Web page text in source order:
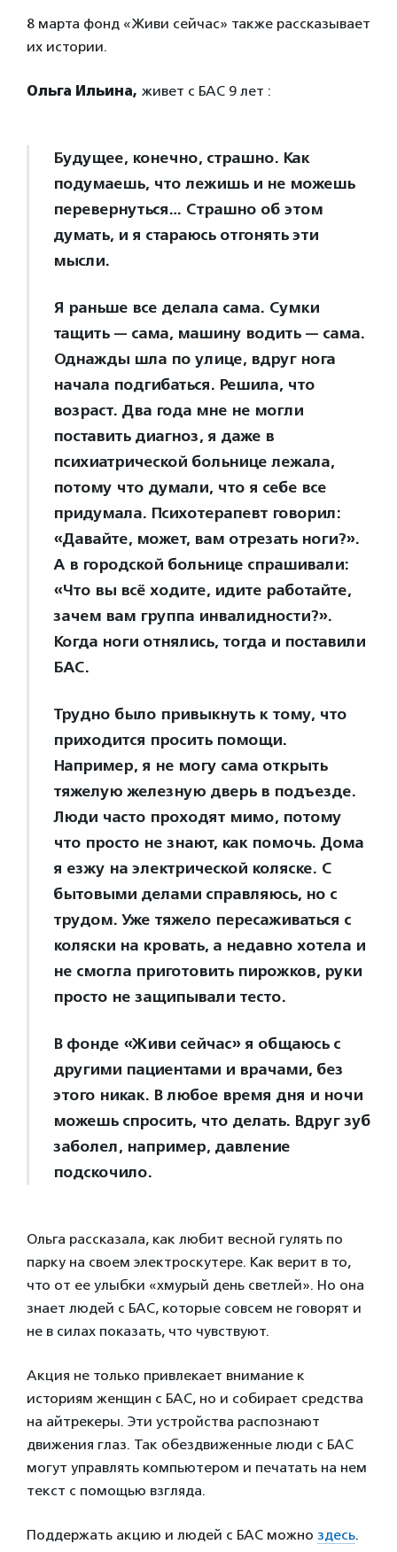
8 марта фонд «Живи сейчас» также рассказывает
их истории.
Ольга Ильина, живет с БАС 9 лет :
Будущее, конечно, страшно. Как
подумаешь, что лежишь и не можешь
перевернуться… Страшно об этом
думать, и я стараюсь отгонять эти
мысли.
Я раньше все делала сама. Сумки
тащить — сама, машину водить — сама.
Однажды шла по улице, вдруг нога
начала подгибаться. Решила, что
возраст. Два года мне не могли
поставить диагноз, я даже в
психиатрической больнице лежала,
потому что думали, что я себе все
придумала. Психотерапевт говорил:
«Давайте, может, вам отрезать ноги?».
А в городской больнице спрашивали:
«Что вы всё ходите, идите работайте,
зачем вам группа инвалидности?».
Когда ноги отнялись, тогда и поставили
БАС.
Трудно было привыкнуть к тому, что
приходится просить помощи.
Например, я не могу сама открыть
тяжелую железную дверь в подъезде.
Люди часто проходят мимо, потому
что просто не знают, как помочь. Дома
я езжу на электрической коляске. С
бытовыми делами справляюсь, но с
трудом. Уже тяжело пересаживаться с
коляски на кровать, а недавно хотела и
не смогла приготовить пирожков, руки
просто не защипывали тесто.
В фонде «Живи сейчас» я общаюсь с
другими пациентами и врачами, без
этого никак. В любое время дня и ночи
можешь спросить, что делать. Вдруг зуб
заболел, например, давление
подскочило.
Ольга рассказала, как любит весной гулять по
парку на своем электроскутере. Как верит в то,
что от ее улыбки «хмурый день светлей». Но она
знает людей с БАС, которые совсем не говорят и
не в силах показать, что чувствуют.
Акция не только привлекает внимание к
историям женщин с БАС, но и собирает средства
на айтрекеры. Эти устройства распознают
движения глаз. Так обездвиженные люди с БАС
могут управлять компьютером и печатать на нем
текст с помощью взгляда.
Поддержать акцию и людей с БАС можно здесь.